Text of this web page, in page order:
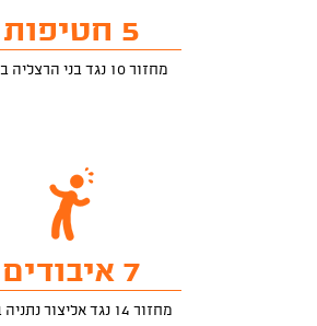
5 חטיפות
מחזור 10 נגד בני הרצליה בחוץ
7 איבודים
מחזור 14 נגד אליצור נתניה בבית